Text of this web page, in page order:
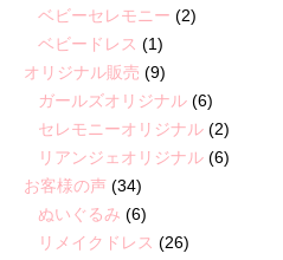
ベビーセレモニー (2)
ベビードレス (1)
オリジナル販売 (9)
ガールズオリジナル (6)
セレモニーオリジナル (2)
リアンジェオリジナル (6)
お客様の声 (34)
ぬいぐるみ (6)
リメイクドレス (26)